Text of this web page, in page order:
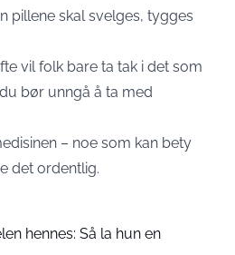
pillene skal svelges, tygges
vil folk bare ta tak i det som
bør unngå å ta med
– noe som kan bety
det ordentlig.
hennes: Så la hun en